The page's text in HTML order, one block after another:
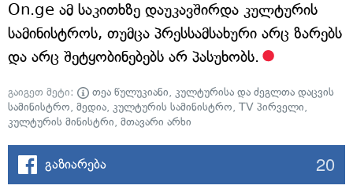
On.ge ამ საკითხზე დაუკავშირდა კულტურის
სამინისტროს, თუმცა პრესსამსახური არც ზარებს
და არც შეტყობინებებს არ პასუხობს.
გაიგეთ მეტი: თეა წულუკიანი, კულტურისა და ძეგლთა დაცვის
სამინისტრო, მედია, კულტურის სამინისტრო, TV პირველი,
კულტურის მინისტრი, მთავარი არხი
გაზიარება 20